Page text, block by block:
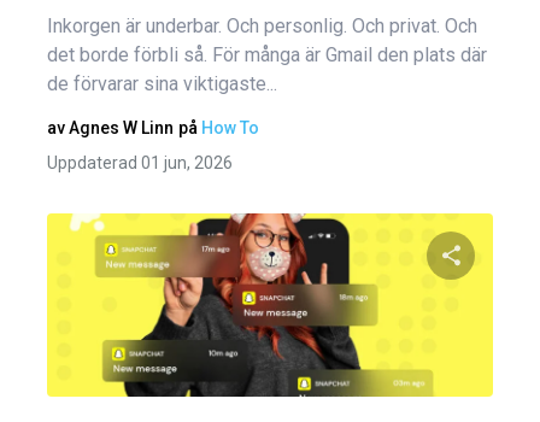
Inkorgen är underbar. Och personlig. Och privat. Och
det borde förbli så. För många är Gmail den plats där
de förvarar sina viktigaste...
avAgnes W Linn på How To
Uppdaterad 01 jun, 2026